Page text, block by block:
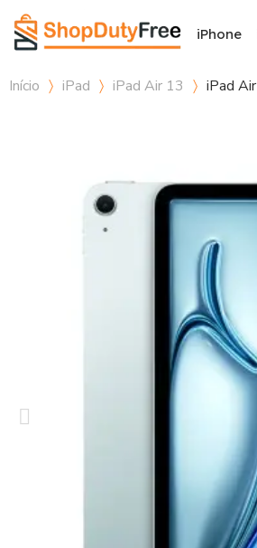
iPhone
Início iPad iPad Air 13 iPad